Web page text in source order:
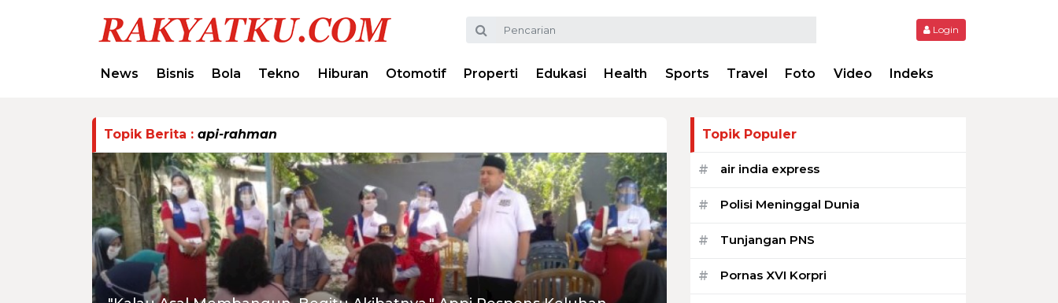
Login
News Bisnis Bola Tekno Hiburan Otomotif Properti Edukasi Health Sports Travel Foto Video Indeks
Topik Berita : api-rahman Topik Populer
# air india express
# Polisi Meninggal Dunia
# Tunjangan PNS
# Pornas XVI Korpri